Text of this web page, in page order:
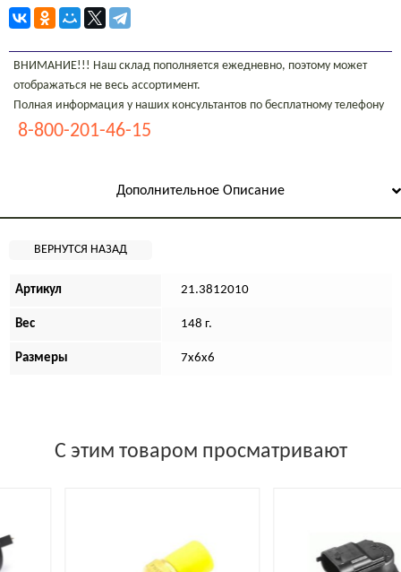
ВНИМАНИЕ!!! Наш склад пополняется ежедневно, поэтому может
отображаться не весь ассортимент.
Полная информация у наших консультантов по бесплатному телефону
8-800-201-46-15
Дополнительное Описание
Артикул 21.3812010
Вес 148 г.
Размеры 7х6х6
С этим товаром просматривают